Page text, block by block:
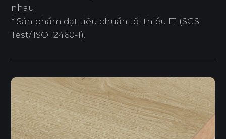
nhau.
* Sản phẩm đạt tiêu chuẩn tối thiểu E1 (SGS
Test/ ISO 12460-1).